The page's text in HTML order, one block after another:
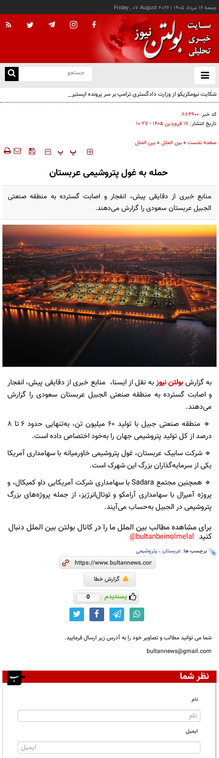
جمعه ۱۶ مرداد ۱۴۰۵ |
Friday , 07 August 2026
باز
و
شکایت نیومکزیکو از وزارت دادگستری ترامپ بر سر پرونده اپستین
کد خبر: ۸۸۴۹۰۰
تاریخ انتشار: ۱۸ فروردين ۱۴۰۵ - ۱۰:۲۷
صفحه نخست »بین الملل »بین الملل
‍‍‍ پ پ
حمله به غول پتروشیمی عربستان
منابع خبری از دقایقی پیش، انفجار و اصابت گسترده به منطقه صنعتی
الجبیل عربستان سعودی را گزارش می‌دهند.
به گزارشبولتن نیوزبه نقل از ایسنا، منابع خبری از دقایقی پیش، انفجار
و اصابت گسترده به منطقه صنعتی الجبیل عربستان سعودی را گزارش
می‌دهند.
🔹 منطقه صنعتی جبیل با تولید ۶۰ میلیون تن، به‌تنهایی حدود ۶ تا ۸
درصد از کل تولید پتروشیمی جهان را به‌خود اختصاص داده است.
🔹 شرکت سابیک عربستان، غول پتروشیمی خاورمیانه با سهامداری آمریکا
یکی از سرمایه‌گذاران بزرگ این شهرک است.
🔹 همچنین مجتمع Sadara با سهامداری شرکت آمریکایی داو کمیکال، و
پروژه آمیرال با سهامداری آرامکو و توتال‌انرژیز، از جمله پروژه‌های بزرگ
پتروشیمی در الجبیل به‌حساب می‌آیند.
برای مشاهده مطالب بین الملل ما را در کانال بولتن بین الملل دنبال
کنید bultanbeinolmelal@
برچسب ها: عربستان ، پتروشیمی
گزارش خطا
پسندیدم 0
شما می توانید مطالب و تصاویر خود را به آدرس زیر ارسال فرمایید.
bultannews@gmail.com
نظر شما
نام
ایمیل